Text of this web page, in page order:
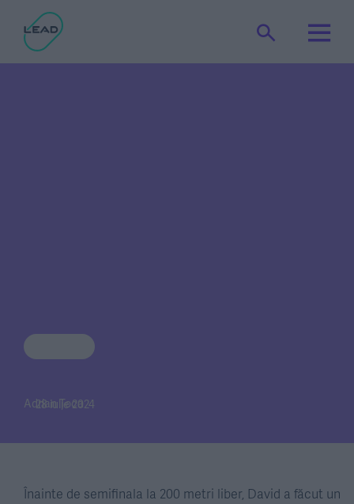
Adrian Țoca
28 iulie 2024
Înainte de semifinala la 200 metri liber, David a făcut un